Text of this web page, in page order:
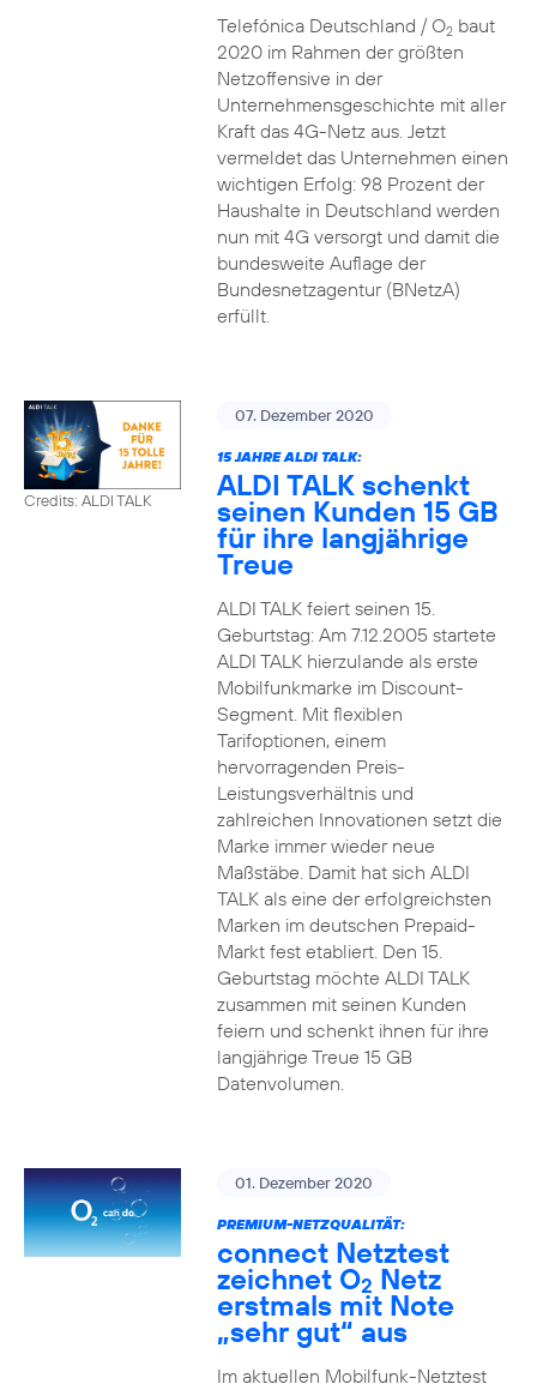
Telefónica Deutschland / O2baut
2020 im Rahmen der größten
Netzoffensive in der
Unternehmensgeschichte mit aller
Kraft das 4G-Netz aus. Jetzt
vermeldet das Unternehmen einen
wichtigen Erfolg: 98 Prozent der
Haushalte in Deutschland werden
nun mit 4G versorgt und damit die
bundesweite Auflage der
Bundesnetzagentur (BNetzA)
erfüllt.
Credits: ALDI TALK
07. Dezember 2020
15 JAHRE ALDI TALK:
ALDI TALK schenkt
seinen Kunden 15 GB
für ihre langjährige
Treue
ALDI TALK feiert seinen 15.
Geburtstag: Am 7.12.2005 startete
ALDI TALK hierzulande als erste
Mobilfunkmarke im Discount-
Segment. Mit flexiblen
Tarifoptionen, einem
hervorragenden Preis-
Leistungsverhältnis und
zahlreichen Innovationen setzt die
Marke immer wieder neue
Maßstäbe. Damit hat sich ALDI
TALK als eine der erfolgreichsten
Marken im deutschen Prepaid-
Markt fest etabliert. Den 15.
Geburtstag möchte ALDI TALK
zusammen mit seinen Kunden
feiern und schenkt ihnen für ihre
langjährige Treue 15 GB
Datenvolumen.
01. Dezember 2020
PREMIUM-NETZQUALITÄT:
connect Netztest
zeichnet O2 Netz
erstmals mit Note
„sehr gut“ aus
Im aktuellen Mobilfunk-Netztest